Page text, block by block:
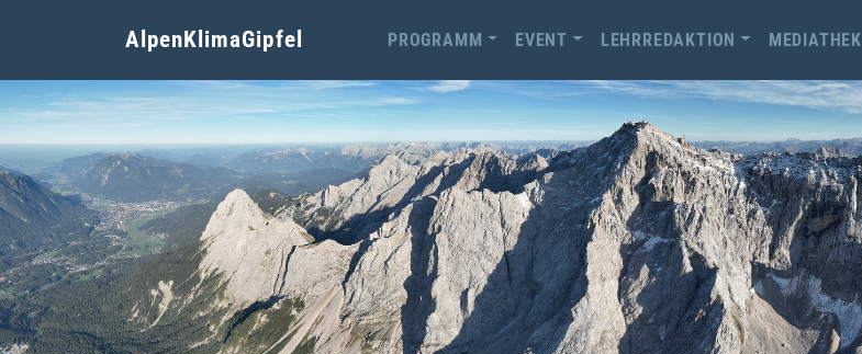
AlpenKlimaGipfel PROGRAMM EVENT LEHRREDAKTION MEDIATHEK